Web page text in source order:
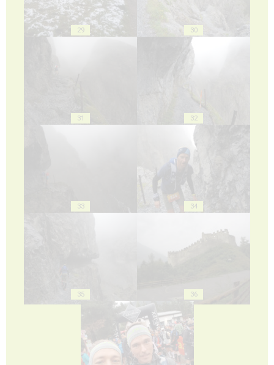
29 30
31 32
33 34
35 36